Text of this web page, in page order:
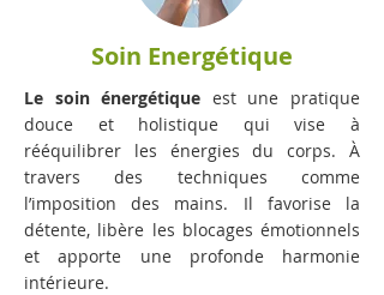
Soin Energétique
Le soin énergétique est une pratique
douce et holistique qui vise à
rééquilibrer les énergies du corps. À
travers des techniques comme
l’imposition des mains. Il favorise la
détente, libère les blocages émotionnels
et apporte une profonde harmonie
intérieure.